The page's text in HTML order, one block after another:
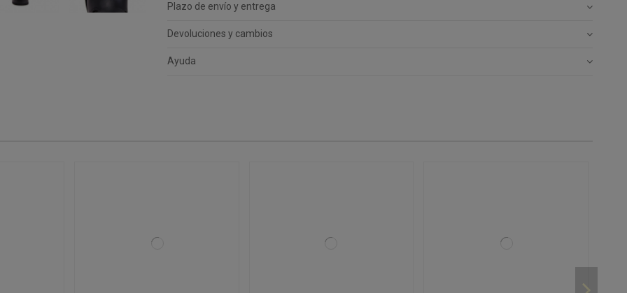
Plazo de envío y entrega
Devoluciones y cambios
Ayuda